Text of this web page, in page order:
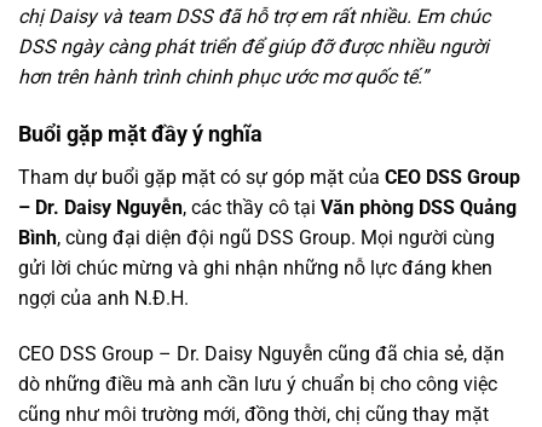
chị Daisy và team DSS đã hỗ trợ em rất nhiều. Em chúc
DSS ngày càng phát triển để giúp đỡ được nhiều người
hơn trên hành trình chinh phục ước mơ quốc tế.”
Buổi gặp mặt đầy ý nghĩa
Tham dự buổi gặp mặt có sự góp mặt của CEO DSS Group
– Dr. Daisy Nguyễn, các thầy cô tại Văn phòng DSS Quảng
Bình, cùng đại diện đội ngũ DSS Group. Mọi người cùng
gửi lời chúc mừng và ghi nhận những nỗ lực đáng khen
ngợi của anh N.Đ.H.
CEO DSS Group – Dr. Daisy Nguyễn cũng đã chia sẻ, dặn
dò những điều mà anh cần lưu ý chuẩn bị cho công việc
cũng như môi trường mới, đồng thời, chị cũng thay mặt